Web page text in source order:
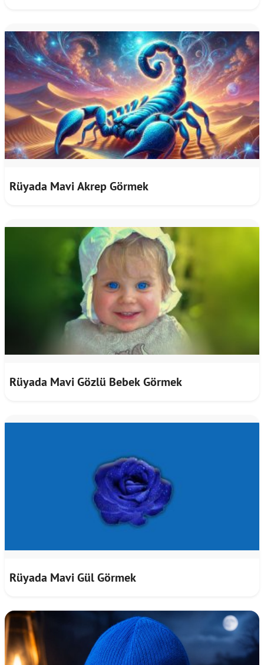
Rüyada Mavi Akrep Görmek
Rüyada Mavi Gözlü Bebek Görmek
Rüyada Mavi Gül Görmek